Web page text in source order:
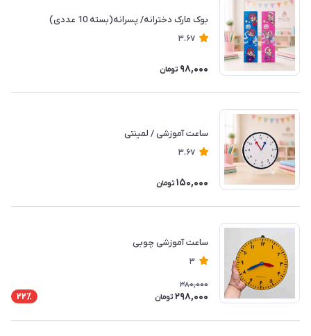
بوک مارک دخترانه/ پسرانه(بسته 10 عددی)
3.67
98,000 تومان
ساعت آموزشی / لمینتی
3.67
150,000 تومان
ساعت آموزشی چوبی
3
380,000
298,000 تومان 22٪